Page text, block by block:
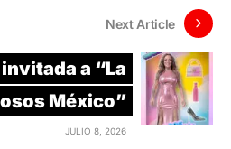
Next Article
a “La
México”
JULIO 8, 2026